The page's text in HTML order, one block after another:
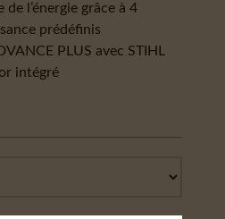
l’énergie grâce à 4
prédéfinis
PLUS avec STIHL
intégré